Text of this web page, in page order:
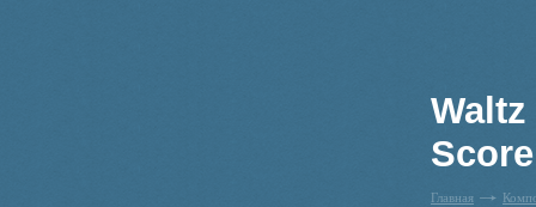
Главная